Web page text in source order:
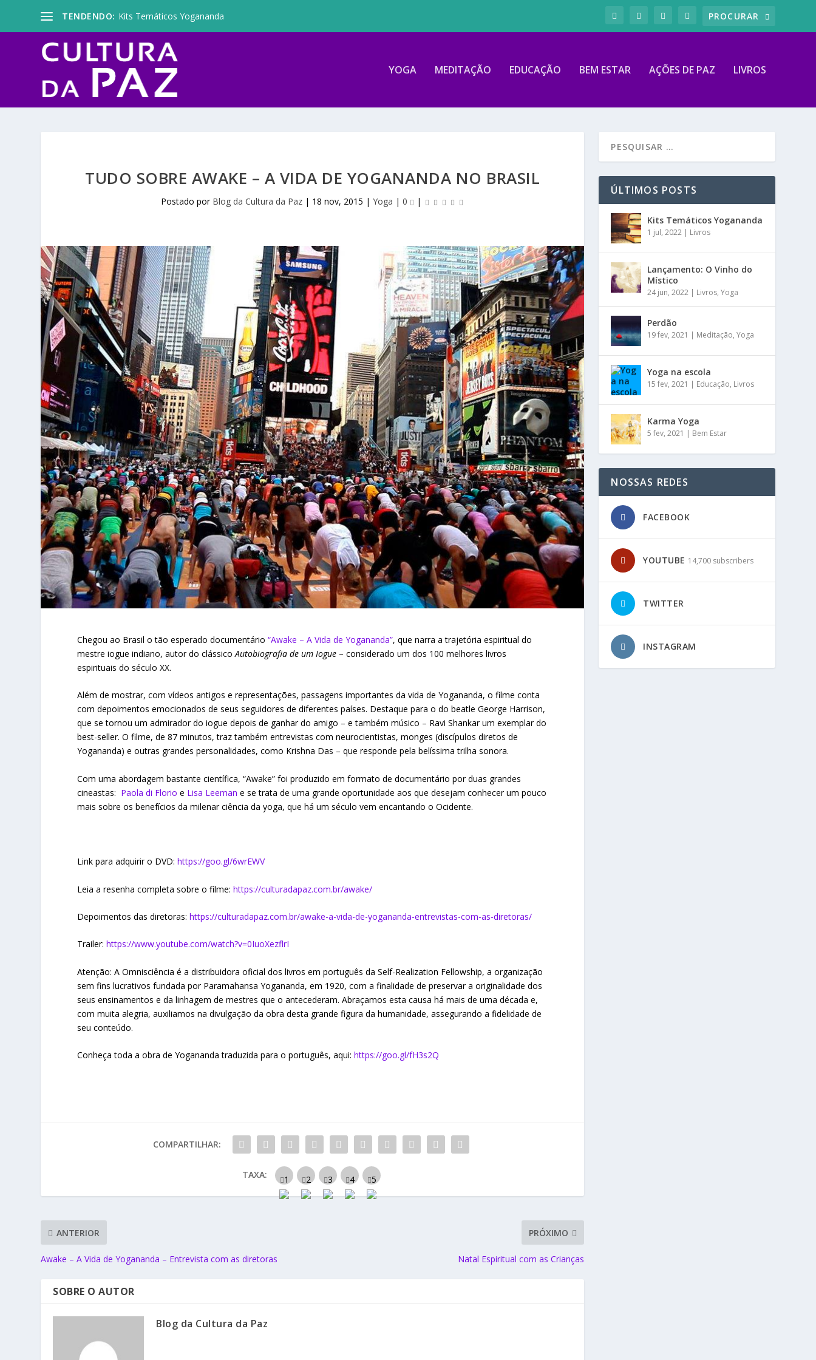
TENDENDO: Kits Temáticos Yogananda
YOGA MEDITAÇÃO EDUCAÇÃO BEM ESTAR AÇÕES DE PAZ LIVROS
TUDO SOBRE AWAKE – A VIDA DE YOGANANDA NO BRASIL
Postado por Blog da Cultura da Paz | 18 nov, 2015 |Yoga |0 |
Chegou ao Brasil o tão esperado documentário“Awake – A Vida de Yogananda”, que narra a trajetória espiritual do
mestre iogue indiano, autor do clássicoAutobiografia de um Iogue – considerado um dos 100 melhores livros
espirituais do século XX.
Além de mostrar, com vídeos antigos e representações, passagens importantes da vida de Yogananda, o filme conta
com depoimentos emocionados de seus seguidores de diferentes países. Destaque para o do beatle George Harrison,
que se tornou um admirador do iogue depois de ganhar do amigo – e também músico – Ravi Shankar um exemplar do
best-seller. O filme, de 87 minutos, traz também entrevistas com neurocientistas, monges (discípulos diretos de
Yogananda) e outras grandes personalidades, como Krishna Das – que responde pela belíssima trilha sonora.
Com uma abordagem bastante científica, “Awake” foi produzido em formato de documentário por duas grandes
cineastas: Paola di Florio e Lisa Leeman e se trata de uma grande oportunidade aos que desejam conhecer um pouco
mais sobre os benefícios da milenar ciência da yoga, que há um século vem encantando o Ocidente.
Link para adquirir o DVD:https://goo.gl/6wrEWV
Leia a resenha completa sobre o filme:https://culturadapaz.com.br/awake/
Depoimentos das diretoras:https://culturadapaz.com.br/awake-a-vida-de-yogananda-entrevistas-com-as-diretoras/
Trailer:https://www.youtube.com/watch?v=0IuoXezflrI
Atenção: A Omnisciência é a distribuidora oficial dos livros em português da Self-Realization Fellowship, a organização
sem fins lucrativos fundada por Paramahansa Yogananda, em 1920, com a finalidade de preservar a originalidade dos
seus ensinamentos e da linhagem de mestres que o antecederam. Abraçamos esta causa há mais de uma década e,
com muita alegria, auxiliamos na divulgação da obra desta grande figura da humanidade, assegurando a fidelidade de
seu conteúdo.
Conheça toda a obra de Yogananda traduzida para o português, aqui:https://goo.gl/fH3s2Q
COMPARTILHAR:
TAXA:
ANTERIOR
Awake – A Vida de Yogananda – Entrevista com as diretoras
PRÓXIMO
Natal Espiritual com as Crianças
SOBRE O AUTOR
Blog da Cultura da Paz
ÚLTIMOS POSTS
Kits Temáticos Yogananda
1 jul, 2022 | Livros
Lançamento: O Vinho do
Místico
24 jun, 2022 | Livros,Yoga
Perdão
19 fev, 2021 | Meditação,Yoga
Yoga na escola
15 fev, 2021 | Educação, Livros
Karma Yoga
5 fev, 2021 | Bem Estar
NOSSAS REDES
FACEBOOK
YOUTUBE 14,700 subscribers
TWITTER
INSTAGRAM